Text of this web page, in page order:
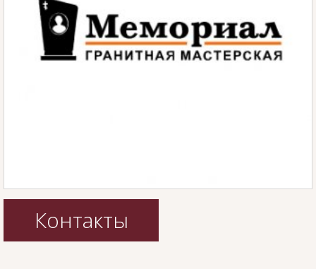
Контакты